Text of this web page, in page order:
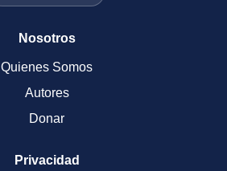
Nosotros
Quienes Somos
Autores
Donar
Privacidad